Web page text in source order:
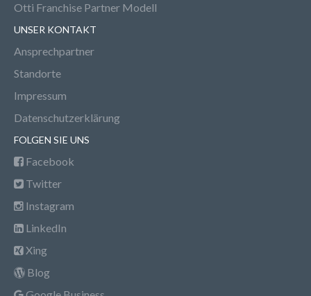
Otti Franchise Partner Modell
UNSER KONTAKT
Ansprechpartner
Standorte
Impressum
Datenschutzerklärung
FOLGEN SIE UNS
Facebook
Twitter
Instagram
LinkedIn
Xing
Blog